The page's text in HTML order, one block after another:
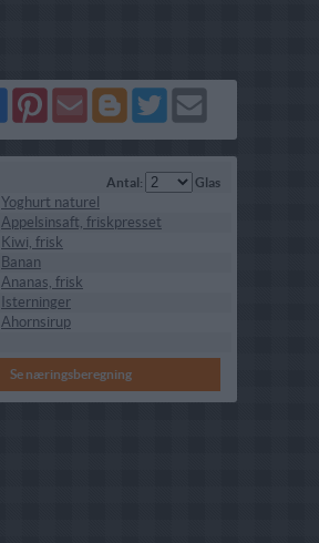
Del
på
Send
via
Del
på
Del
på
Send
Antal: Glas
Yoghurt naturel
Appelsinsaft, friskpresset
Kiwi, frisk
Banan
Ananas, frisk
Isterninger
Ahornsirup
Se næringsberegning